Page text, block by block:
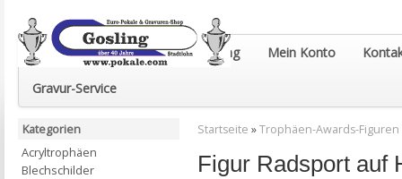
Euro-Pokale & Gravur-Shop Gosling Mein Konto
Gravur-Service
Startseite »Trophäen-Awards-Figuren
Figur Radsport auf
Kategorien
Acryltrophäen
Blechschilder